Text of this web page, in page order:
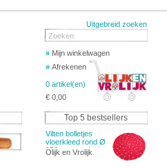
Uitgebreid zoeken
Zoeken:
» Mijn winkelwagen
» Afrekenen
0 artikel(en)
€ 0,00
Top 5 bestsellers
Vilten bolletjes
vloerkleed rond Ø
150cm - rood wit
Olijk en Vrolijk